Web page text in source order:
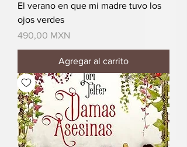
El verano en que mi madre tuvo los
ojos verdes
Precio
490,00 MXN
Agregar al carrito